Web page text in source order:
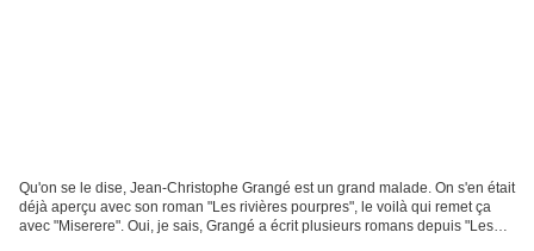
Qu'on se le dise, Jean-Christophe Grangé est un grand malade. On s'en était
déjà aperçu avec son roman "Les rivières pourpres", le voilà qui remet ça
avec "Miserere". Oui, je sais, Grangé a écrit plusieurs romans depuis "Les